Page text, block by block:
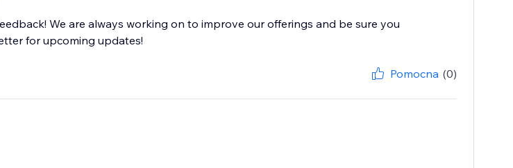
We are always working on to improve our offerings and be sure you
for upcoming updates!
Pomocna (0)